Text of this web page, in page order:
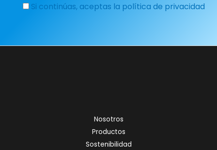
Si continúas, aceptas la política de privacidad
Nosotros
Productos
Sostenibilidad